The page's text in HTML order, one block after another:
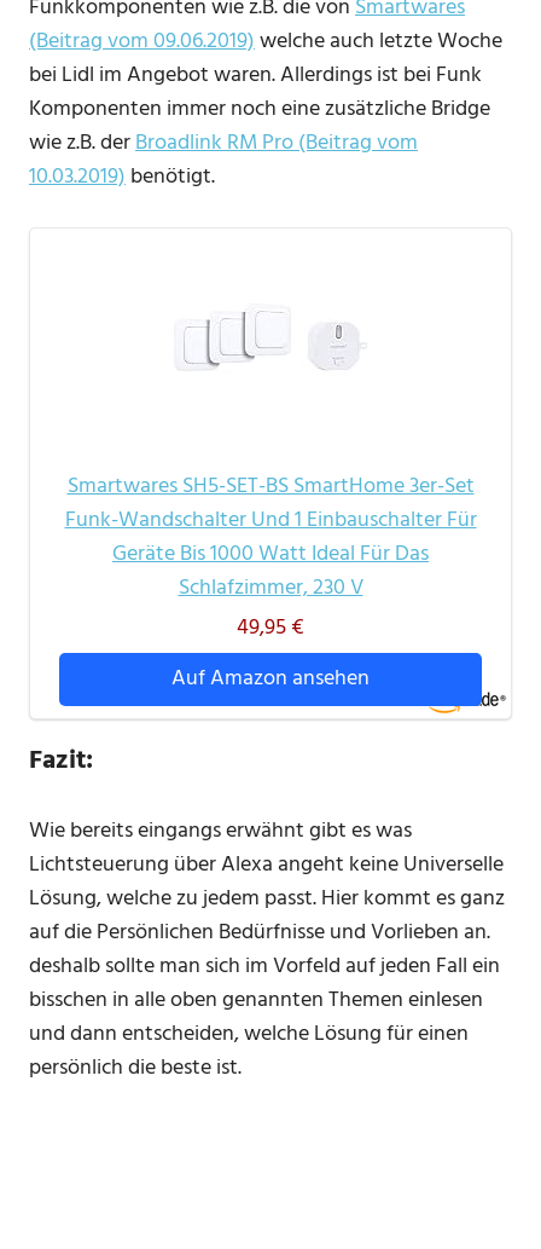
Funkkomponenten wie z.B. die vonSmartwares
(Beitrag vom 09.06.2019)welche auch letzte Woche
bei Lidl im Angebot waren. Allerdings ist bei Funk
Komponenten immer noch eine zusätzliche Bridge
wie z.B. derBroadlink RM Pro (Beitrag vom
10.03.2019)benötigt.
Smartwares SH5-SET-BS SmartHome 3er-Set
Funk-Wandschalter Und 1 Einbauschalter Für
Geräte Bis 1000 Watt Ideal Für Das
Schlafzimmer, 230 V
49,95 €
Auf Amazon ansehen
Fazit:
Wie bereits eingangs erwähnt gibt es was
Lichtsteuerung über Alexa angeht keine Universelle
Lösung, welche zu jedem passt. Hier kommt es ganz
auf die Persönlichen Bedürfnisse und Vorlieben an.
deshalb sollte man sich im Vorfeld auf jeden Fall ein
bisschen in alle oben genannten Themen einlesen
und dann entscheiden, welche Lösung für einen
persönlich die beste ist.